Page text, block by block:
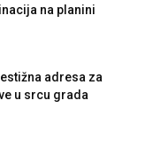
na planini
adresa za
u srcu grada